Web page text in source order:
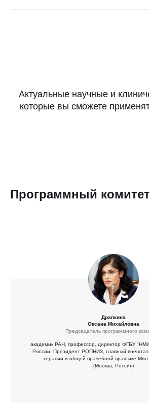
Актуальные научные и
которые вы сможете
Программный комитет
Драпкина
Оксана Михайловна
Председатель программного
академик РАН, профессор, директор ФГБУ
России, Президент РОПНИЗ, главный
терапии и общей врачебной практике
(Москва, Россия)